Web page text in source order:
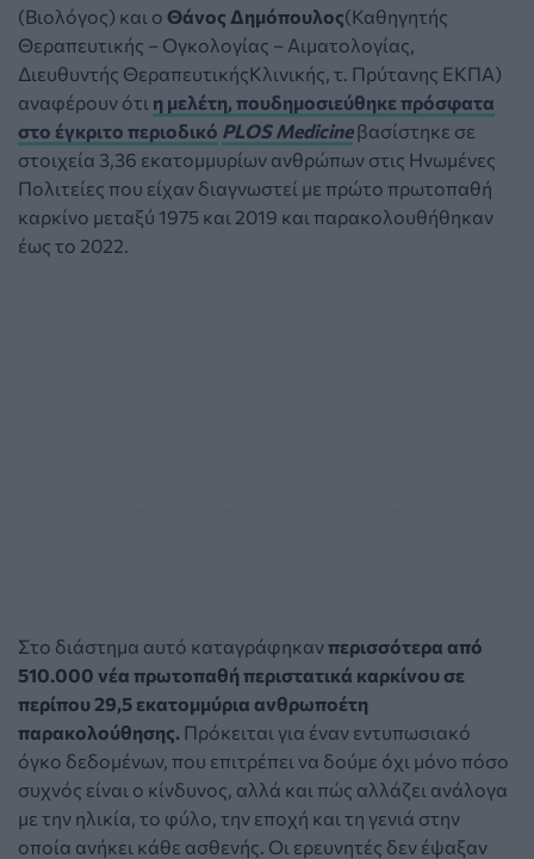
(Βιολόγος) και ο Θάνος Δημόπουλος(Καθηγητής
Θεραπευτικής – Ογκολογίας – Αιματολογίας,
Διευθυντής ΘεραπευτικήςΚλινικής, τ. Πρύτανης ΕΚΠΑ)
αναφέρουν ότι η μελέτη, πουδημοσιεύθηκε πρόσφατα
στο έγκριτο περιοδικό PLOS Medicineβασίστηκε σε
στοιχεία 3,36 εκατομμυρίων ανθρώπων στις Ηνωμένες
Πολιτείες που είχαν διαγνωστεί με πρώτο πρωτοπαθή
καρκίνο μεταξύ 1975 και 2019 και παρακολουθήθηκαν
έως το 2022.
Στο διάστημα αυτό καταγράφηκανπερισσότερα από
510.000 νέα πρωτοπαθή περιστατικά καρκίνου σε
περίπου 29,5 εκατομμύρια ανθρωποέτη
παρακολούθησης. Πρόκειται για έναν εντυπωσιακό
όγκο δεδομένων, που επιτρέπει να δούμε όχι μόνο πόσο
συχνός είναι ο κίνδυνος, αλλά και πώς αλλάζει ανάλογα
με την ηλικία, το φύλο, την εποχή και τη γενιά στην
οποία ανήκει κάθε ασθενής. Οι ερευνητές δεν έψαξαν